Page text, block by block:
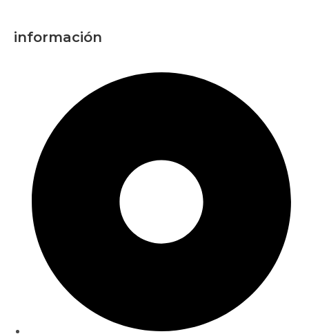
información